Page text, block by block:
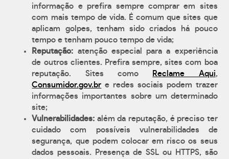
informação e prefira sempre comprar em sites
com mais tempo de vida. É comum que sites que
aplicam golpes, tenham sido criados há pouco
tempo e tenham pouco tempo de vida;
Reputação: atenção especial para a experiência
de outros clientes. Prefira sempre, sites com boa
reputação. Sites como
Reclame Aqui,
Consumidor.gov.br e redes sociais podem trazer
informações importantes sobre um determinado
site;
Vulnerabilidades: além da reputação, é preciso ter
cuidado com possíveis vulnerabilidades de
segurança, que podem colocar em risco os seus
dados pessoais. Presença de SSL ou HTTPS, são